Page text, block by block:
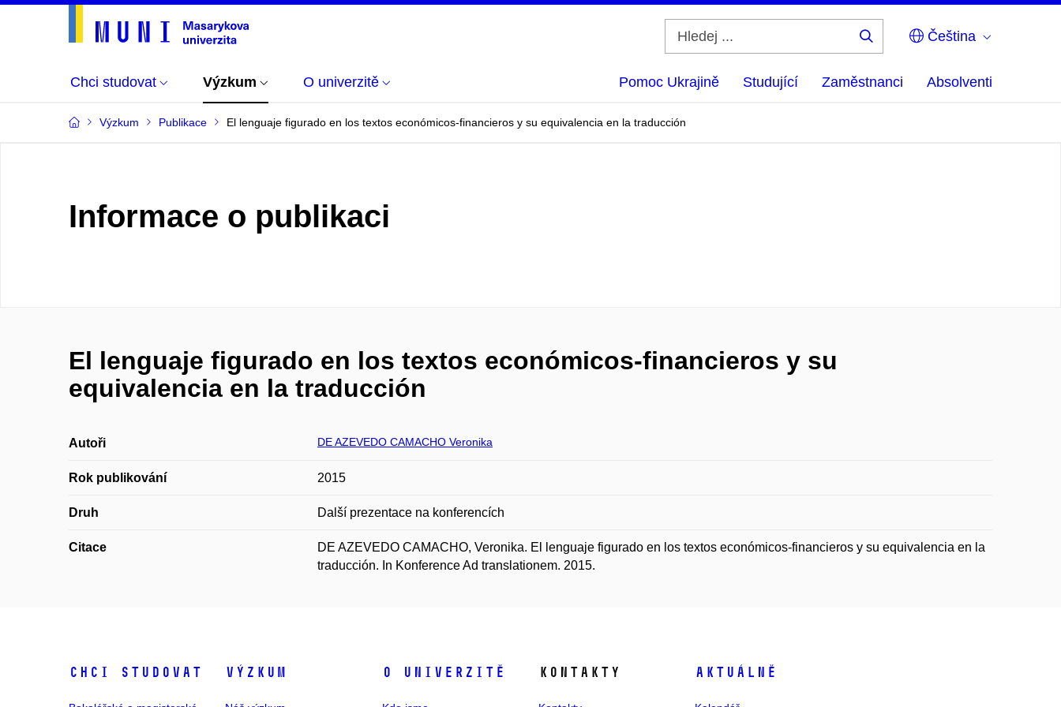
Čeština
Chci studovat Výzkum O univerzitě Pomoc Ukrajině Studující Zaměstnanci Absolventi
Výzkum Publikace El lenguaje figurado en los textos económicos-financieros y su equivalencia en la traducción
Informace o publikaci
El lenguaje figurado en los textos económicos-financieros y su
equivalencia en la traducción
Autoři DE AZEVEDO CAMACHO Veronika
Rok publikování 2015
Druh Další prezentace na konferencích
Citace
DE AZEVEDO CAMACHO, Veronika. El lenguaje figurado en los textos económicos-financieros y su equivalencia en la
traducción. In Konference Ad translationem. 2015.
Chci studovat Výzkum O univerzitě Kontakty Aktuálně